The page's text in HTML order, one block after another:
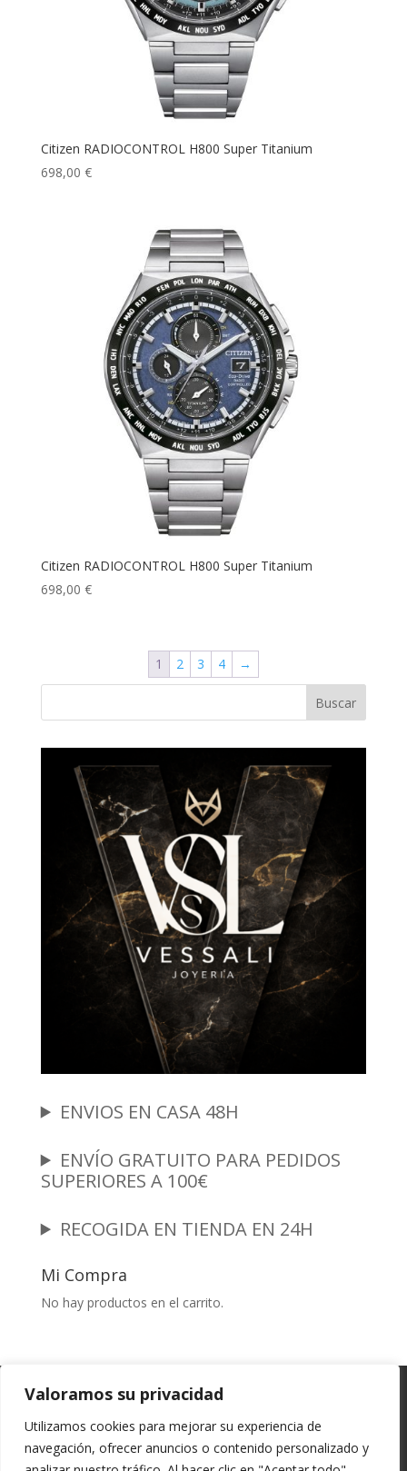
Valoramos su privacidad
Utilizamos cookies para mejorar su experiencia de
navegación, ofrecer anuncios o contenido personalizado y
Citizen RADIOCONTROL H800 Super Titanium
698,00 €
Citizen RADIOCONTROL H800 Super Titanium
698,00 €
1 2 3 4 →
Buscar
ENVIOS EN CASA 48H
ENVÍO GRATUITO PARA PEDIDOS
SUPERIORES A 100€
RECOGIDA EN TIENDA EN 24H
Mi Compra
No hay productos en el carrito.
Garantia y Autenticidad
Política de Privacidad
Políticas de Cookies
Mi cuenta